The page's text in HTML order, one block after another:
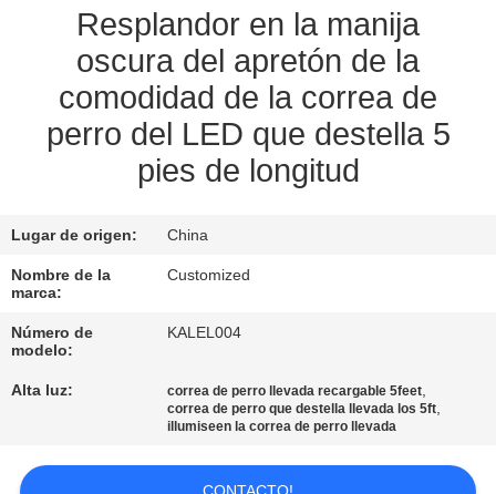
ÉNTRENOS
CONTACTO
CON
UNA
CITA
MAPA
DEL
PRIVACY
Resplandor en la manija
oscura del apretón de la
comodidad de la correa de
perro del LED que destella 5
pies de longitud
Lugar de origen: China
Nombre de la
marca:
Customized
Número de
modelo:
KALEL004
Alta luz: correa de perro llevada recargable 5feet,
correa de perro que destella llevada los 5ft,
illumiseen la correa de perro llevada